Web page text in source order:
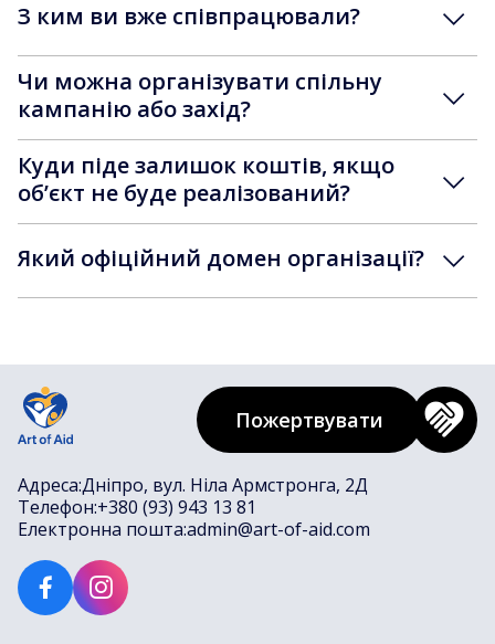
З ким ви вже співпрацювали?
Чи можна організувати спільну
кампанію або захід?
Куди піде залишок коштів, якщо
обʼєкт не буде реалізований?
Який офіційний домен організації?
Адреса:Дніпро, вул. Ніла Армстронга, 2Д
Телефон:+380 (93) 943 13 81
Електронна пошта:admin@art-of-aid.com
Пожертвувати